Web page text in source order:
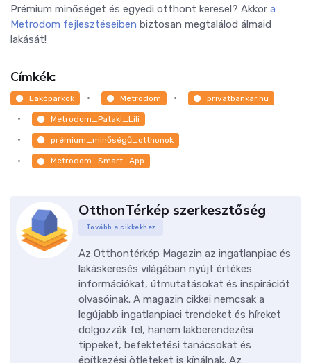
Prémium minőséget és egyedi otthont keresel? Akkor a
Metrodom fejlesztéseiben biztosan megtalálod álmaid
lakását!
Címkék:
Lakóparkok Metrodom privatbankar.hu
Metrodom_Pataki_Lili
prémium_minőségű_otthonok
Metrodom_Smart_App
OtthonTérkép szerkesztőség
Tovább a cikkekhez
Az Otthontérkép Magazin az ingatlanpiac és
lakáskeresés világában nyújt értékes
információkat, útmutatásokat és inspirációt
olvasóinak. A magazin cikkei nemcsak a
legújabb ingatlanpiaci trendeket és híreket
dolgozzák fel, hanem lakberendezési
tippeket, befektetési tanácsokat és
építkezési ötleteket is kínálnak. Az